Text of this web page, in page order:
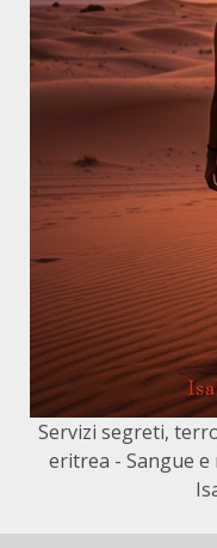
Servizi segreti,
eritrea - Sangue e